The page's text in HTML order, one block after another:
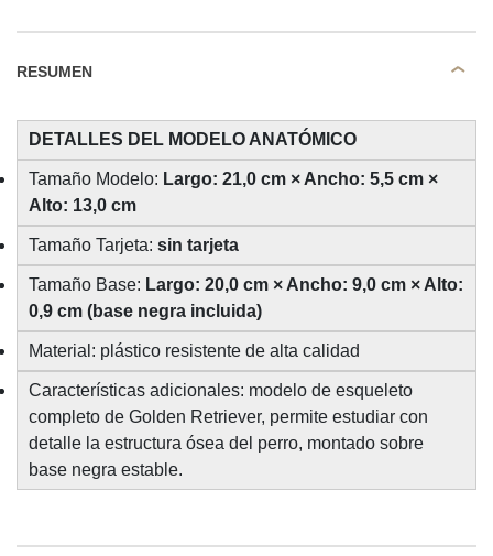
RESUMEN
DETALLES DEL MODELO ANATÓMICO
Tamaño Modelo: Largo: 21,0 cm × Ancho: 5,5 cm ×
Alto: 13,0 cm
Tamaño Tarjeta: sin tarjeta
Tamaño Base: Largo: 20,0 cm × Ancho: 9,0 cm × Alto:
0,9 cm (base negra incluida)
Material: plástico resistente de alta calidad
Características adicionales: modelo de esqueleto
completo de Golden Retriever, permite estudiar con
detalle la estructura ósea del perro, montado sobre
base negra estable.